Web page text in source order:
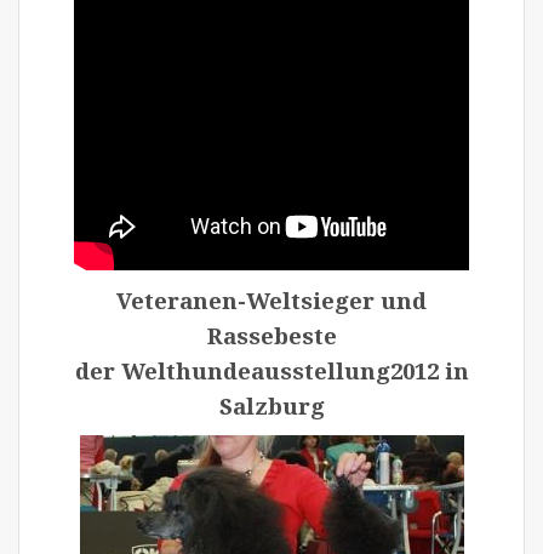
Veteranen-Weltsieger und
Rassebeste
der Welthundeausstellung2012 in
Salzburg